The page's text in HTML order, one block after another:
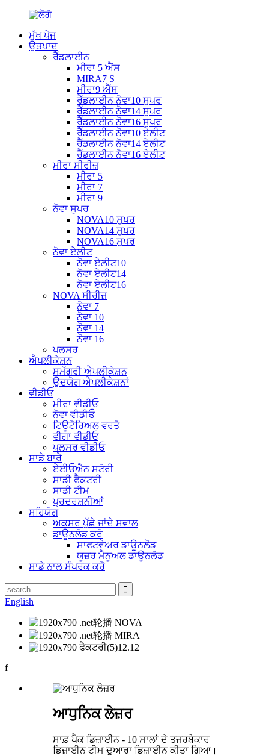
ਮੁੱਖ ਪੇਜ
ਉਤਪਾਦ
ਰੈੱਡਲਾਈਨ
ਮੀਰਾ 5 ਐੱਸ
MIRA7 S
ਮੀਰਾ9 ਐੱਸ
ਰੈੱਡਲਾਈਨ ਨੋਵਾ10 ਸੁਪਰ
ਰੈੱਡਲਾਈਨ ਨੋਵਾ14 ਸੁਪਰ
ਰੈੱਡਲਾਈਨ ਨੋਵਾ16 ਸੁਪਰ
ਰੈੱਡਲਾਈਨ ਨੋਵਾ10 ਏਲੀਟ
ਰੈੱਡਲਾਈਨ ਨੋਵਾ14 ਏਲੀਟ
ਰੈੱਡਲਾਈਨ ਨੋਵਾ16 ਏਲੀਟ
ਮੀਰਾ ਸੀਰੀਜ਼
ਮੀਰਾ 5
ਮੀਰਾ 7
ਮੀਰਾ 9
ਨੋਵਾ ਸੁਪਰ
NOVA10 ਸੁਪਰ
NOVA14 ਸੁਪਰ
NOVA16 ਸੁਪਰ
ਨੋਵਾ ਏਲੀਟ
ਨੋਵਾ ਏਲੀਟ10
ਨੋਵਾ ਏਲੀਟ14
ਨੋਵਾ ਏਲੀਟ16
NOVA ਸੀਰੀਜ਼
ਨੋਵਾ 7
ਨੋਵਾ 10
ਨੋਵਾ 14
ਨੋਵਾ 16
ਪਲਸਰ
ਐਪਲੀਕੇਸ਼ਨ
ਸਮੱਗਰੀ ਐਪਲੀਕੇਸ਼ਨ
ਉਦਯੋਗ ਐਪਲੀਕੇਸ਼ਨਾਂ
ਵੀਡੀਓ
ਮੀਰਾ ਵੀਡੀਓ
ਨੋਵਾ ਵੀਡੀਓ
ਟਿਊਟੋਰਿਅਲ ਵਰਤੋ
ਵੀਗਾ ਵੀਡੀਓ
ਪਲਸਰ ਵੀਡੀਓ
ਸਾਡੇ ਬਾਰੇ
ਏਈਓਐਨ ਸਟੋਰੀ
ਸਾਡੀ ਫੈਕਟਰੀ
ਸਾਡੀ ਟੀਮ
ਪ੍ਰਦਰਸ਼ਨੀਆਂ
ਸਹਿਯੋਗ
ਅਕਸਰ ਪੁੱਛੇ ਜਾਂਦੇ ਸਵਾਲ
ਡਾਊਨਲੋਡ ਕਰੋ
ਸਾਫਟਵੇਅਰ ਡਾਊਨਲੋਡ
ਯੂਜ਼ਰ ਮੈਨੂਅਲ ਡਾਊਨਲੋਡ
ਸਾਡੇ ਨਾਲ ਸੰਪਰਕ ਕਰੋ
English
f
ਆਧੁਨਿਕ ਲੇਜ਼ਰ
ਸਾਫ਼ ਪੈਕ ਡਿਜ਼ਾਈਨ - 10 ਸਾਲਾਂ ਦੇ ਤਜਰਬੇਕਾਰ
ਡਿਜ਼ਾਈਨ ਟੀਮ ਦੁਆਰਾ ਡਿਜ਼ਾਈਨ ਕੀਤਾ ਗਿਆ।